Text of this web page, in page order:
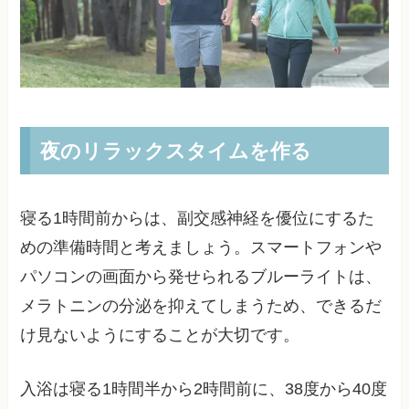
夜のリラックスタイムを作る
寝る1時間前からは、副交感神経を優位にするた
めの準備時間と考えましょう。スマートフォンや
パソコンの画面から発せられるブルーライトは、
メラトニンの分泌を抑えてしまうため、できるだ
け見ないようにすることが大切です。
入浴は寝る1時間半から2時間前に、38度から40度